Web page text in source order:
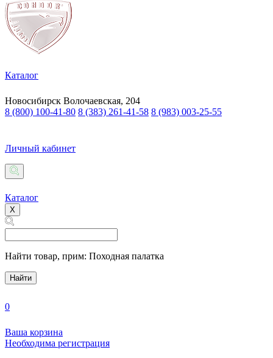
Каталог
Новосибирск Волочаевская, 204
8 (800) 100-41-80 8 (383) 261-41-58 8 (983) 003-25-55
Личный кабинет
Каталог
X
Найти товар, прим: Походная палатка
Найти
0
Ваша корзина
Необходима регистрация